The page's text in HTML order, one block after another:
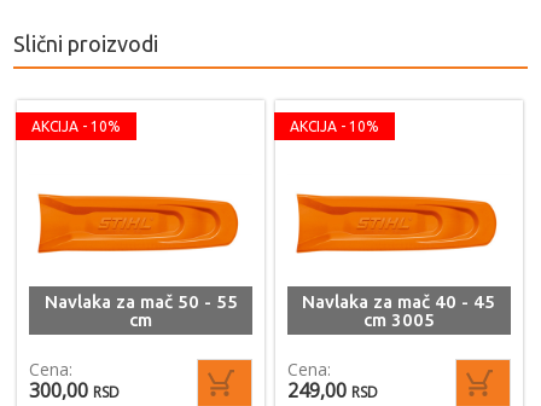
Slični proizvodi
AKCIJA - 10%
Navlaka za mač 50 - 55
cm
Cena:
300,00 RSD
AKCIJA - 10%
Navlaka za mač 40 - 45
cm 3005
Cena:
249,00 RSD